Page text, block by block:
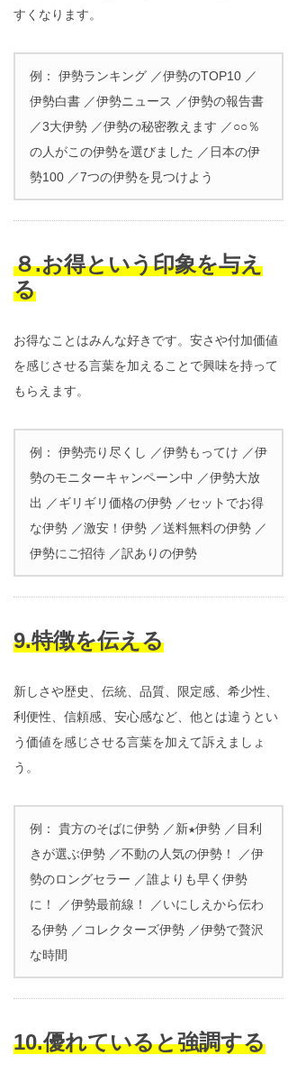
すくなります。
例： 伊勢ランキング ／伊勢のTOP10 ／
伊勢白書 ／伊勢ニュース ／伊勢の報告書
／3大伊勢 ／伊勢の秘密教えます ／○○％
の人がこの伊勢を選びました ／日本の伊
勢100 ／7つの伊勢を見つけよう
８.お得という印象を与え
る
お得なことはみんな好きです。安さや付加価値
を感じさせる言葉を加えることで興味を持って
もらえます。
例： 伊勢売り尽くし ／伊勢もってけ ／伊
勢のモニターキャンペーン中 ／伊勢大放
出 ／ギリギリ価格の伊勢 ／セットでお得
な伊勢 ／激安！伊勢 ／送料無料の伊勢 ／
伊勢にご招待 ／訳ありの伊勢
9.特徴を伝える
新しさや歴史、伝統、品質、限定感、希少性、
利便性、信頼感、安心感など、他とは違うとい
う価値を感じさせる言葉を加えて訴えましょ
う。
例： 貴方のそばに伊勢 ／新★伊勢 ／目利
きが選ぶ伊勢 ／不動の人気の伊勢！ ／伊
勢のロングセラー ／誰よりも早く伊勢
に！ ／伊勢最前線！ ／いにしえから伝わ
る伊勢 ／コレクターズ伊勢 ／伊勢で贅沢
な時間
10.優れていると強調する